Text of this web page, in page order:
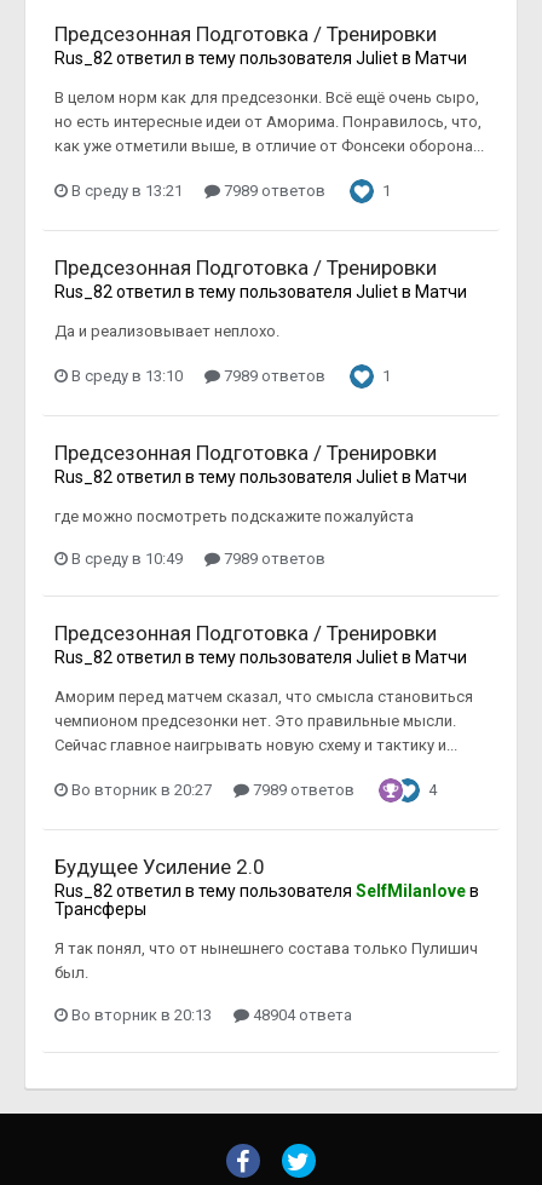
Предсезонная Подготовка / Тренировки
Rus_82 ответил в тему пользователя Julietв Матчи
В целом норм как для предсезонки. Всё ещё очень сыро,
но есть интересные идеи от Аморима. Понравилось, что,
как уже отметили выше, в отличие от Фонсеки оборона...
В среду в 13:21 7989 ответов 1
Предсезонная Подготовка / Тренировки
Rus_82 ответил в тему пользователя Julietв Матчи
Да и реализовывает неплохо.
В среду в 13:10 7989 ответов 1
Предсезонная Подготовка / Тренировки
Rus_82 ответил в тему пользователя Julietв Матчи
где можно посмотреть подскажите пожалуйста
В среду в 10:49 7989 ответов
Предсезонная Подготовка / Тренировки
Rus_82 ответил в тему пользователя Julietв Матчи
Аморим перед матчем сказал, что смысла становиться
чемпионом предсезонки нет. Это правильные мысли.
Сейчас главное наигрывать новую схему и тактику и...
Во вторник в 20:27 7989 ответов 4
Будущее Усиление 2.0
Rus_82 ответил в тему пользователя SelfMilanloveв
Трансферы
Я так понял, что от нынешнего состава только Пулишич
был.
Во вторник в 20:13 48904 ответа